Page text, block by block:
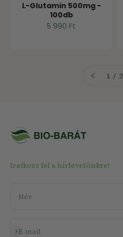
L-Glutamin 500mg -
100db
Ár
5 990 Ft
1 / 2
Iratkozz fel a hírlevelünkre!
Név
E-mail
Feliratkozás